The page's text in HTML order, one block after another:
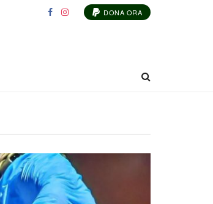
DONA ORA